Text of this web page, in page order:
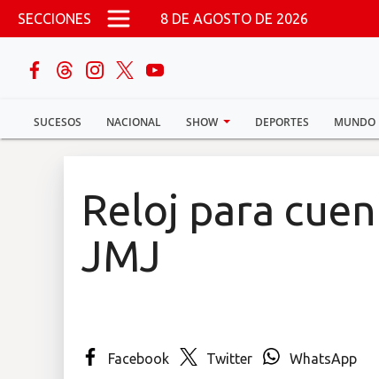
Pasar al contenido principal
SECCIONES 8 DE AGOSTO DE 2026
SUCESOS NACIONAL SHOW DEPORTES MUNDO
buscar
Sucesos
Reloj para
JMJ
Facebook Twitter WhatsApp